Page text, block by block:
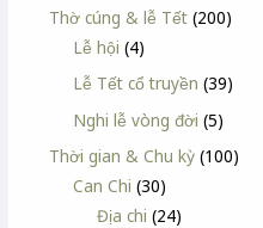
Thờ cúng & lễ Tết (200)
Lễ hội (4)
Lễ Tết cổ truyền (39)
Nghi lễ vòng đời (5)
Thời gian & Chu kỳ (100)
Can Chi (30)
Địa chi (24)